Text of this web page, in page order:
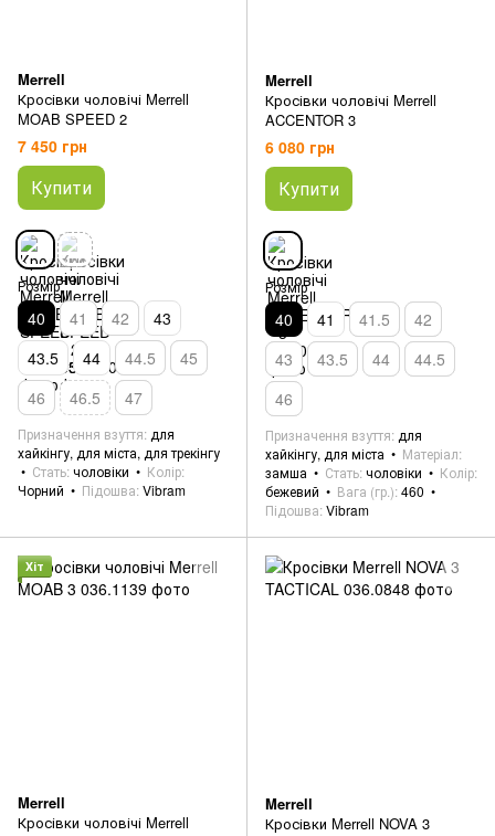
Merrell
Кросівки чоловічі Merrell
MOAB SPEED 2
7 450 грн
Купити
Розмір
40 41 42
43
43.5
44 44.5
45
46
46.5 47
Призначення взуття для
хайкінгу, для міста, для трекінгу
Стать чоловіки
Колір
Чорний
Підошва Vibram
Merrell
Кросівки чоловічі Merrell
ACCENTOR 3
6 080 грн
Купити
Розмір
40 41 41.5
42
43
43.5 44
44.5
46
Призначення взуття для
хайкінгу, для міста
Матеріал
замша
Стать чоловіки
Колір
бежевий
Вага (гр.) 460
Підошва Vibram
Хіт
Merrell
Кросівки чоловічі Merrell
Merrell
Кросівки Merrell NOVA 3